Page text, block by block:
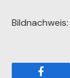
Bildnachweis: